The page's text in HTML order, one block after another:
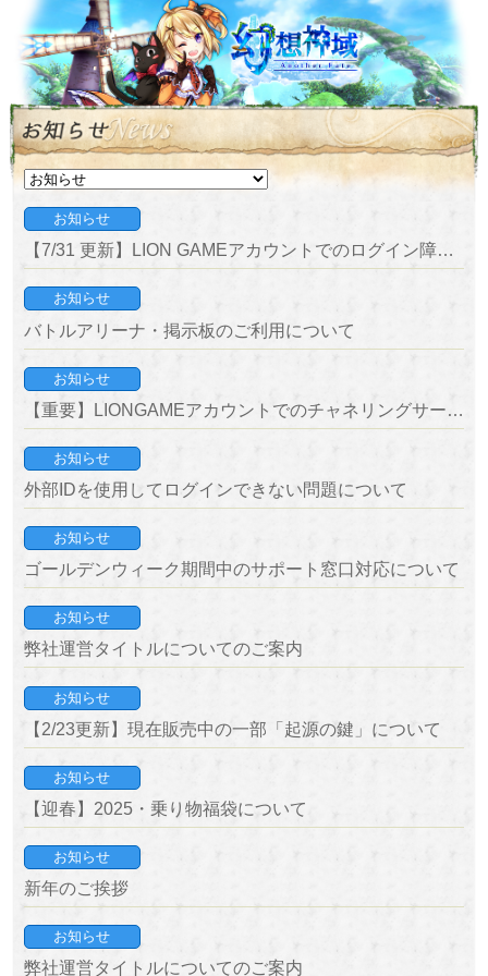
お知らせ
【7/31 更新】LION GAMEアカウントでのログイン障害につきまして
お知らせ
バトルアリーナ・掲示板のご利用について
お知らせ
【重要】LIONGAMEアカウントでのチャネリングサービス終了のお知らせ
お知らせ
外部IDを使用してログインできない問題について
お知らせ
ゴールデンウィーク期間中のサポート窓口対応について
お知らせ
弊社運営タイトルについてのご案内
お知らせ
【2/23更新】現在販売中の一部「起源の鍵」について
お知らせ
【迎春】2025・乗り物福袋について
お知らせ
新年のご挨拶
お知らせ
弊社運営タイトルについてのご案内